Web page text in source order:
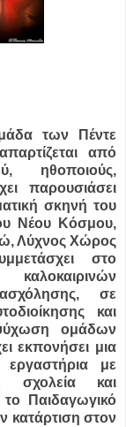
των Πέντε
από
ηθοποιούς,
παρουσιάσει
σκηνή του
Νέου Κόσμου,
Λύχνος Χώρος
στο
σε
και
ομάδων
εκπονήσει μια
εργαστήρια με
σχολεία και
το Παιδαγωγικό
κατάρτιση στον